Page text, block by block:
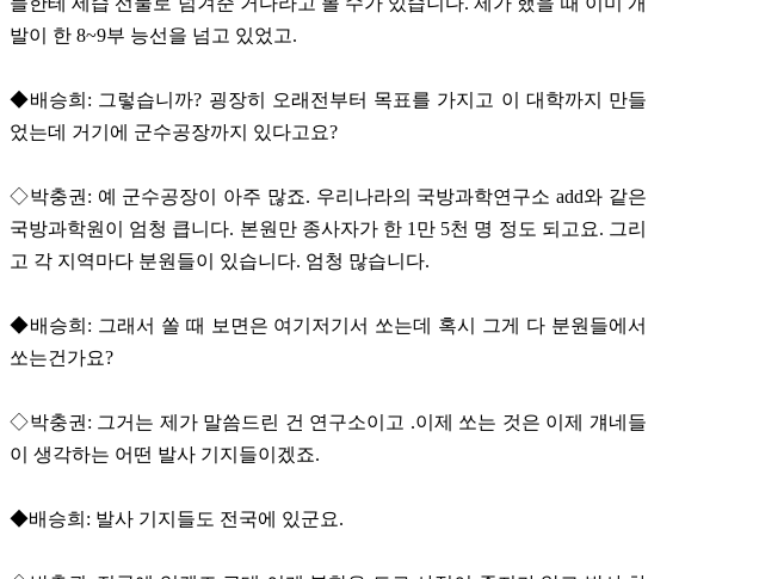
발이 한 8~9부 능선을 넘고 있었고.
◆배승희: 그렇습니까? 굉장히 오래전부터 목표를 가지고 이 대학까지 만들
었는데 거기에 군수공장까지 있다고요?
◇박충권: 예 군수공장이 아주 많죠. 우리나라의 국방과학연구소 add와 같은
국방과학원이 엄청 큽니다. 본원만 종사자가 한 1만 5천 명 정도 되고요. 그리
고 각 지역마다 분원들이 있습니다. 엄청 많습니다.
◆배승희: 그래서 쏠 때 보면은 여기저기서 쏘는데 혹시 그게 다 분원들에서
쏘는건가요?
◇박충권: 그거는 제가 말씀드린 건 연구소이고 .이제 쏘는 것은 이제 걔네들
이 생각하는 어떤 발사 기지들이겠죠.
◆배승희: 발사 기지들도 전국에 있군요.